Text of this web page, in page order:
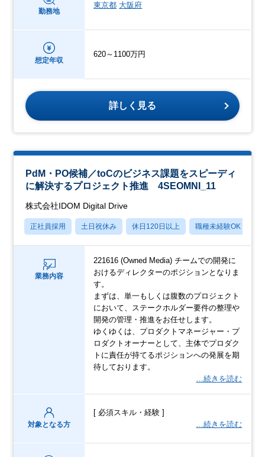
勤務地
東京都 大阪府
想定年収
620～1100万円
詳しく見る
PdM・PO候補／toCのビジネス課題をスピーディ
に解決するプロジェクト推進 4SEOMNI_11
株式会社IDOM Digital Drive
正社員採用 土日祝休み 休日120日以上 職種未経験OK
業務内容
221616 (Owned Media) チームでの開発に
おけるディレクターのポジションとなりま
す。
まずは、単一もしくは腹数のプロジェクト
において、ステークホルダー要件の整理や
開発の管理・推進をお任せします。
ゆくゆくは、プロダクトマネージャー・プ
ロダクトオーナーとして、主体でプロダク
トに責任が持てるポジションへの発展を期
待しております。
…続きを読む
対象となる方
[ 必須スキル・経験 ]
…続きを読む